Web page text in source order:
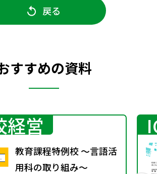
戻る
すすめの資料
経営
教育課程特例校 ～言語活
用科の取り組み～